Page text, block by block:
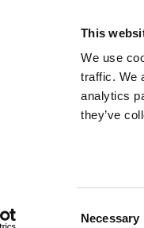
This
We use
traffic. We
analytics
they’ve
Necessary
IQgig-IF
IQgig-IF Brochure